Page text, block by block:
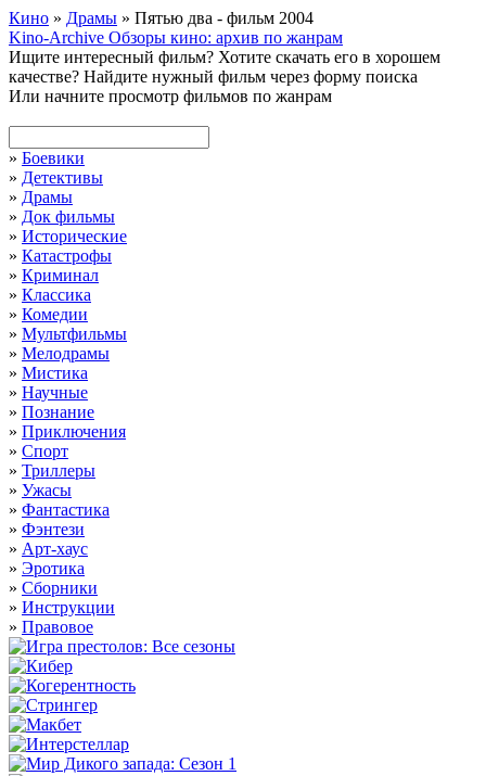
Кино » Драмы » Пятью два - фильм 2004
Kino-Archive Обзоры кино: архив по жанрам
Ищите интересный фильм? Хотите скачать его в хорошем
качестве? Найдите нужный фильм через форму поиска
Или начните просмотр фильмов по жанрам
» Боевики
» Детективы
» Драмы
» Док фильмы
» Исторические
» Катастрофы
» Криминал
» Классика
» Комедии
» Мультфильмы
» Мелодрамы
» Мистика
» Научные
» Познание
» Приключения
» Спорт
» Триллеры
» Ужасы
» Фантастика
» Фэнтези
» Арт-хаус
» Эротика
» Сборники
» Инструкции
» Правовое